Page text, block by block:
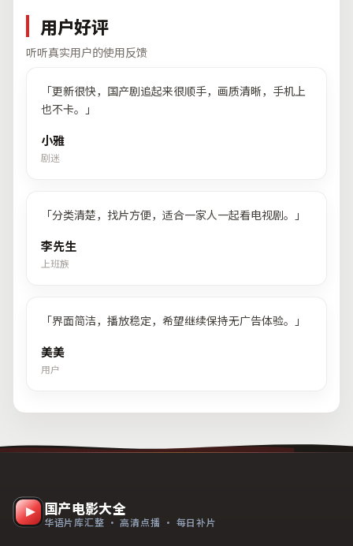
用户好评
听听真实用户的使用反馈
「更新很快，国产剧追起来很顺手，画质清晰，手机上
也不卡。
」
小雅
剧迷
「分类清楚，找片方便，适合一家人一起看电视剧。 」
李先生
上班族
「界面简洁，播放稳定，希望继续保持无广告体验。 」
美美
用户
国产电影大全
华语片库汇整 · 高清点播 · 每日补片